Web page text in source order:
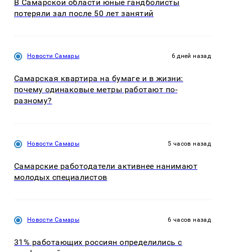
В Самарской области юные гандболисты
потеряли зал после 50 лет занятий
Новости Самары 6 дней назад
Самарская квартира на бумаге и в жизни:
почему одинаковые метры работают по-
разному?
Новости Самары 5 часов назад
Самарские работодатели активнее нанимают
молодых специалистов
Новости Самары 6 часов назад
31% работающих россиян определились с